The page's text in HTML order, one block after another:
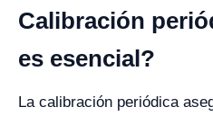
Calibración
es esencial?
La calibración periódica